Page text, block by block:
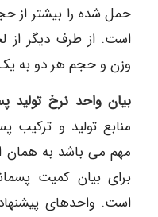
حمل شده را بیشتر از
است. از طرف دیگر
وزن و حجم هر دو به یک
بیان واحد نرخ تولید
منابع تولید و ترکیب
مهم می باشد به همان
برای بیان کمیت
است. واحدهای